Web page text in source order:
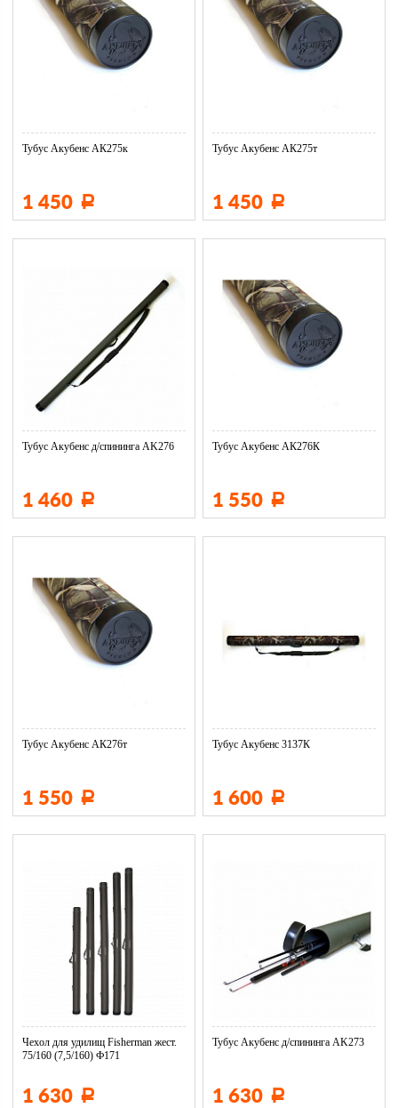
Тубус Акубенс АК275к
1 450 Р
Тубус Акубенс АК275т
1 450 Р
Тубус Акубенс д/спининга AK276
1 460 Р
Тубус Акубенс АК276К
1 550 Р
Тубус Акубенс АК276т
1 550 Р
Тубус Акубенс 3137К
1 600 Р
Чехол для удилищ Fisherman жест.
75/160 (7,5/160) Ф171
1 630 Р
Тубус Акубенс д/спининга AK273
1 630 Р